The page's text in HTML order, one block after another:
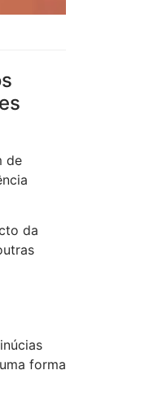
de
da
forma